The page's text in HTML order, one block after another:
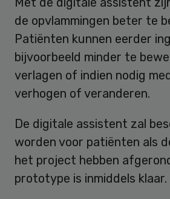
de opvlammingen beter te
Patiënten kunnen eerder
bijvoorbeeld minder te
verlagen of indien nodig
verhogen of veranderen.
De digitale assistent zal
worden voor patiënten als
het project hebben
prototype is inmiddels klaar.